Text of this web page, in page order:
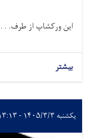
این ورکشاپ از طرف. . .
بیشتر
یکشنبه ۱۴۰۵/۳/۳ - ۱۳:۱۳